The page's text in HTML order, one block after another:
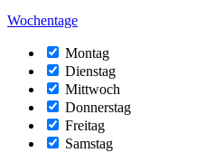
Wochentage
Montag
Dienstag
Mittwoch
Donnerstag
Freitag
Samstag